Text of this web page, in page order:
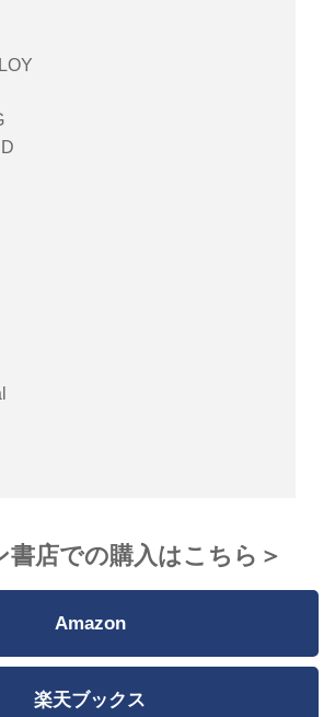
書店での購入はこちら＞
Amazon
楽天ブックス